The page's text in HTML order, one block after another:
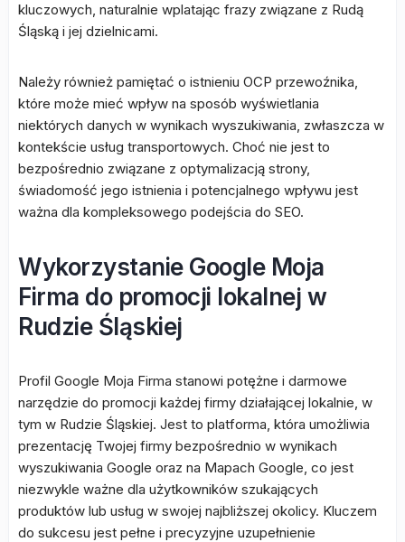
kluczowych, naturalnie wplatając frazy związane z Rudą
Śląską i jej dzielnicami.
Należy również pamiętać o istnieniu OCP przewoźnika,
które może mieć wpływ na sposób wyświetlania
niektórych danych w wynikach wyszukiwania, zwłaszcza w
kontekście usług transportowych. Choć nie jest to
bezpośrednio związane z optymalizacją strony,
świadomość jego istnienia i potencjalnego wpływu jest
ważna dla kompleksowego podejścia do SEO.
Wykorzystanie Google Moja
Firma do promocji lokalnej w
Rudzie Śląskiej
Profil Google Moja Firma stanowi potężne i darmowe
narzędzie do promocji każdej firmy działającej lokalnie, w
tym w Rudzie Śląskiej. Jest to platforma, która umożliwia
prezentację Twojej firmy bezpośrednio w wynikach
wyszukiwania Google oraz na Mapach Google, co jest
niezwykle ważne dla użytkowników szukających
produktów lub usług w swojej najbliższej okolicy. Kluczem
do sukcesu jest pełne i precyzyjne uzupełnienie